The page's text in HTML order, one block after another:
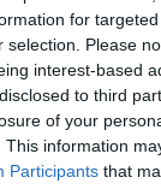
for
selection. Please
interest-based
to third
of your
This information
Participants that
στο
των ΗΠΑ